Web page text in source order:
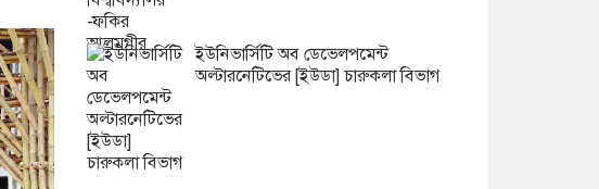
ইউনিভার্সিটি অব ডেভেলপমেন্ট
অল্টারনেটিভের [ইউডা] চারুকলা বিভাগ